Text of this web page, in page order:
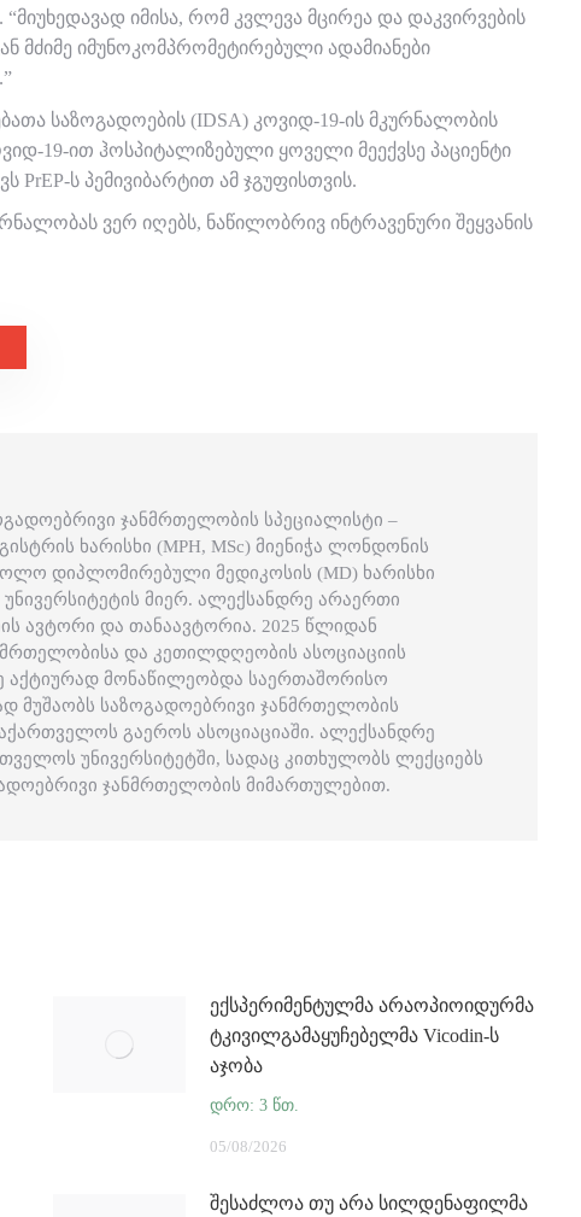
იმისა, რომ კვლევა მცირეა და დაკვირვების
მძიმე იმუნოკომპრომეტირებული ადამიანები
საზოგადოების (IDSA) კოვიდ-19-ის მკურნალობის
19-ით ჰოსპიტალიზებული ყოველი მეექვსე პაციენტი
PrEP-ს პემივიბარტით ამ ჯგუფისთვის.
ვერ იღებს, ნაწილობრივ ინტრავენური შეყვანის
ჯანმრთელობის სპეციალისტი –
ხარისხი (MPH, MSc) მიენიჭა ლონდონის
დიპლომირებული მედიკოსის (MD) ხარისხი
მიერ. ალექსანდრე არაერთი
ავტორი და თანაავტორია. 2025 წლიდან
და კეთილდღეობის ასოციაციის
აქტიურად მონაწილეობდა საერთაშორისო
მუშაობს საზოგადოებრივი ჯანმრთელობის
გაეროს ასოციაციაში. ალექსანდრე
უნივერსიტეტში, სადაც კითხულობს ლექციებს
ჯანმრთელობის მიმართულებით.
ექსპერიმენტულმა არაოპიოიდურმა
ტკივილგამაყუჩებელმა Vicodin-ს
აჯობა
05/08/2026
შესაძლოა თუ არა სილდენაფილმა